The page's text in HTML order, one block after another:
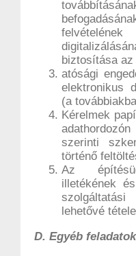
biztosítása
atósági
elektronikus
(a
Kérelmek
szerinti
történő
Az
illetékének
lehetővé tétele
D. Egyéb